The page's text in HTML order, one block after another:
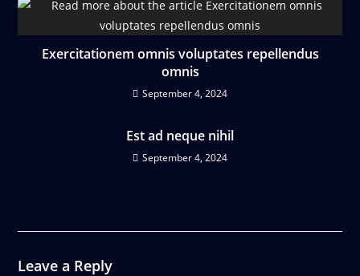
Exercitationem omnis voluptates repellendus
omnis
September 4, 2024
Est ad neque nihil
September 4, 2024
Leave a Reply